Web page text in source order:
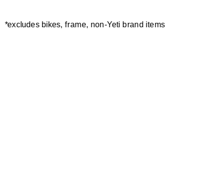
*excludes bikes, frame, non-Yeti brand items